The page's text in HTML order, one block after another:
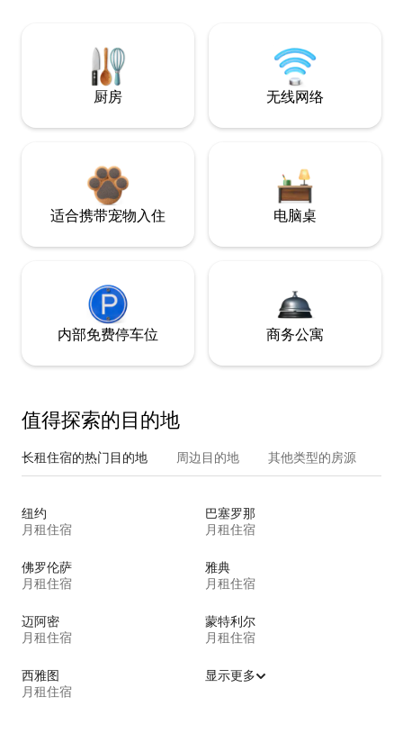
厨房 无线网络
适合携带宠物入住 电脑桌
内部免费停车位 商务公寓
值得探索的目的地
长租住宿的热门目的地 周边目的地 其他类型的房源
纽约
月租住宿
巴塞罗那
月租住宿
佛罗伦萨
月租住宿
雅典
月租住宿
迈阿密
月租住宿
蒙特利尔
月租住宿
西雅图
月租住宿
显示更多